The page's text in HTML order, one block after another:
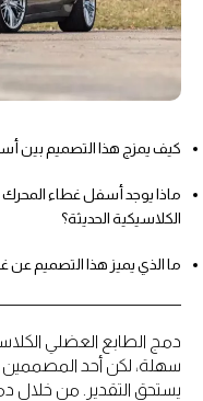
كيف يمزج هذا التصميم بين
ماذا يوجد أسفل غطاء
الكلاسيكية الحديثة؟
ما الذي يميز هذا التصميم عن
دمج الطابع العضلي
سهلة، لكن أحد المصممين